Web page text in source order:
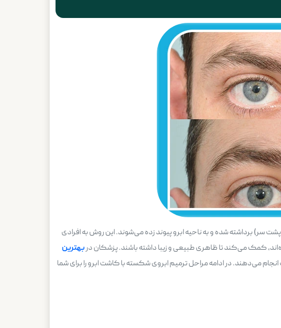
برداشته شده و به ناحیه ابرو پیوند زده می‌شوند. این روش به افرادی
کمک می‌کند تا ظاهری طبیعی و زیبا داشته باشند. پزشکان دربهترین
می‌دهند. در ادامه مراحل ترمیم ابروی شکسته با کاشت ابرو را برای شما